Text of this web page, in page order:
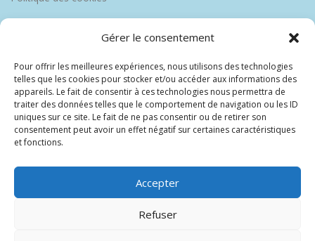
Gérer le consentement
Pour offrir les meilleures expériences, nous utilisons des technologies
telles que les cookies pour stocker et/ou accéder aux informations des
appareils. Le fait de consentir à ces technologies nous permettra de
traiter des données telles que le comportement de navigation ou les ID
uniques sur ce site. Le fait de ne pas consentir ou de retirer son
consentement peut avoir un effet négatif sur certaines caractéristiques
et fonctions.
Accepter
Refuser